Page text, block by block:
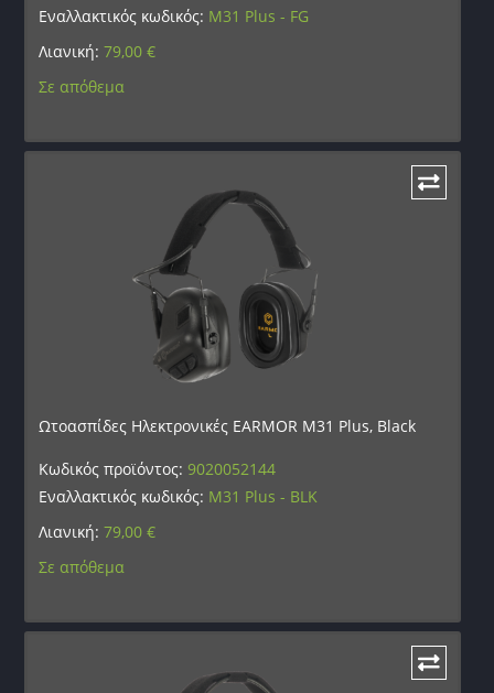
Εναλλακτικός κωδικός: M31 Plus - FG
Λιανική:79,00€
Σε απόθεμα
Ωτοασπίδες Ηλεκτρονικές EARMOR M31 Plus, Black
Κωδικός προϊόντος:9020052144
Εναλλακτικός κωδικός: M31 Plus - BLK
Λιανική:79,00€
Σε απόθεμα